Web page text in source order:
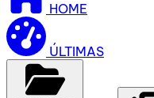
HOME
ÚLTIMAS